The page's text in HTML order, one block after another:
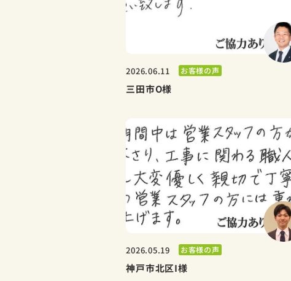
2026.06.11 お客様の声
三田市O様
2026.05.19 お客様の声
神戸市北区I様